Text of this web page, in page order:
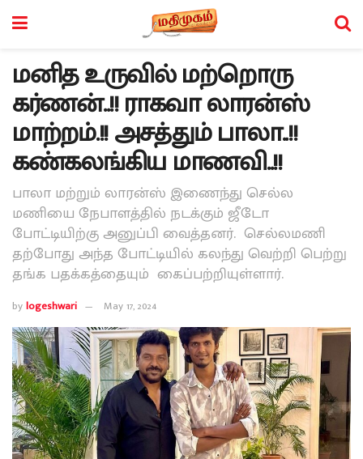
மனித உருவில் மற்றொரு
கர்ணன்..!! ராகவா லாரன்ஸ்
மாற்றம்.!! அசத்தும் பாலா..!!
கண்கலங்கிய மாணவி..!!
பாலா மற்றும் லாரன்ஸ் இணைந்து செல்ல
மணியை நேபாளத்தில் நடக்கும் ஜீடோ
போட்டியிற்கு அனுப்பி வைத்தனர். செல்லமணி
தற்போது அந்த போட்டியில் கலந்து வெற்றி பெற்று
தங்க பதக்கத்தையும் கைப்பற்றியுள்ளார்.
bylogeshwari May 17, 2024